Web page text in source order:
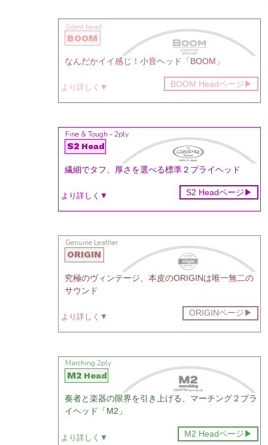
Silent head
BOOM
なんだかイイ感じ！小音ヘッド「BOOM」
BOOM Headページ▶︎
より詳しく▼
Fine & Tough - 2ply
S2 Head
繊細でタフ、厚さを選べる標準２プライヘッド
S2 Headページ▶︎
より詳しく▼
Genuine Leather
ORIGIN
究極のヴィンテージ、本皮のORIGINは唯一無二の
サウンド
ORIGINページ▶︎
より詳しく▼
Marching 2ply
M2 Head
奏者と楽器の限界を引き上げる、マーチング２プラ
イヘッド「M2」
M2 Headページ▶︎
より詳しく▼